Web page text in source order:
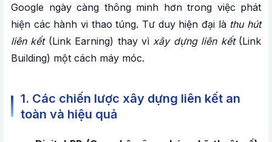
Google ngày càng thông minh hơn trong việc phát
hiện các hành vi thao túng. Tư duy hiện đại là thu hút
liên kết(Link Earning) thay vì xây dựng liên kết(Link
Building) một cách máy móc.
1. Các chiến lược xây dựng liên kết an
toàn và hiệu quả